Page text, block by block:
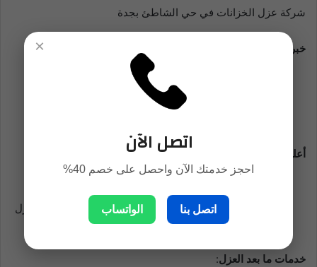
شركة عزل الخزانات في حي الشاطئ بجدة
خبرة طويلة في السوق
لدينا سنوات من الخبرة في عزل الخزانات في مدينة جدة
بشكل عام وفي حي الشاطئ بشكل خاص. نحن نفهم تمامًا
أعلى معايير الجودة
المياه على المدى الطويل. كما أننا نحرص على أن يكون العزل
مطابقًا لأحدث المواصفات العالمية.
خدمات ما بعد العزل:
×
اتصل الآن
احجز خدمتك الآن واحصل على خصم 40%
اتصل بنا الواتساب